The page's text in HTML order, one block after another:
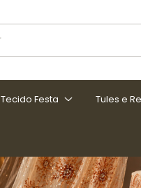
Tecido Festa Tules e